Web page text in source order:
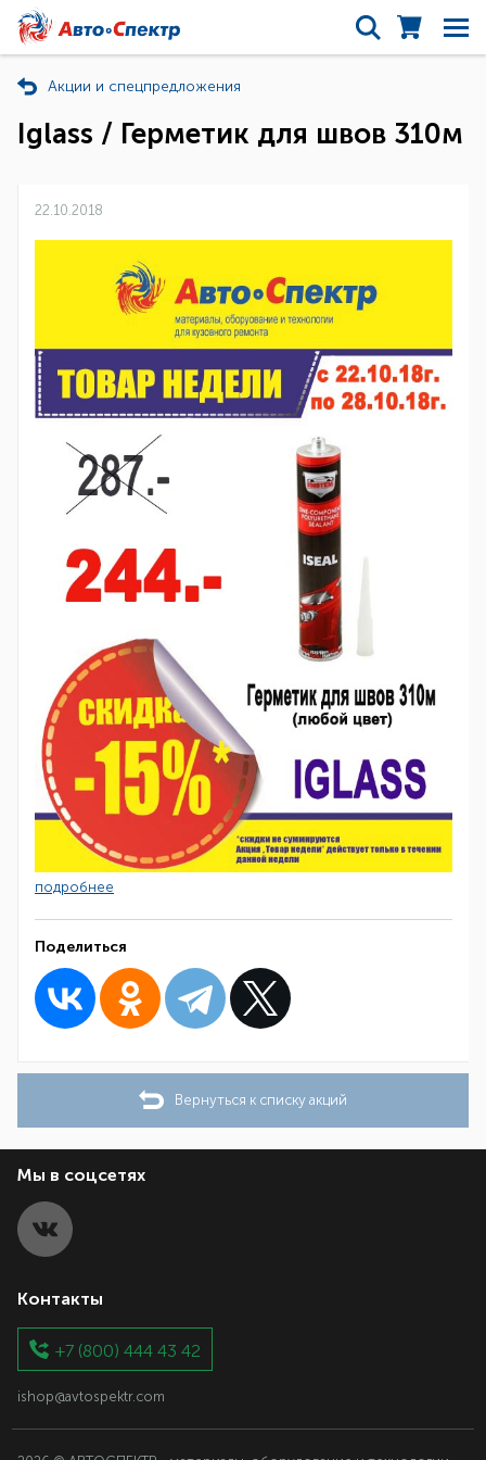
Акции и спецпредложения
Iglass / Герметик для швов 310м
22.10.2018
подробнее
Поделиться
Вернуться к списку акций
Мы в соцсетях
Контакты
+7 (800) 444 43 42
ishop@avtospektr.com